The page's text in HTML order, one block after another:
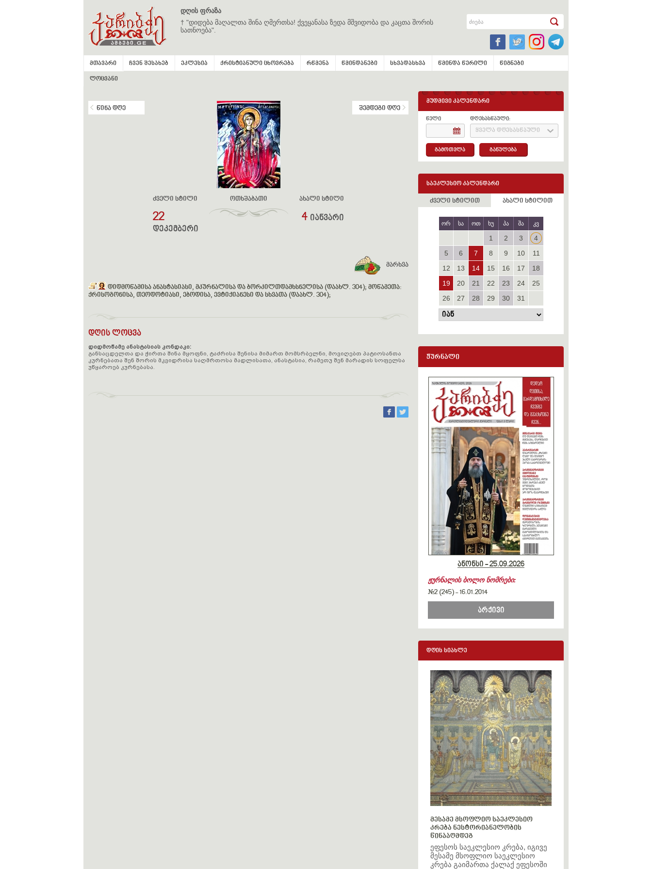
დღის ფრაზა
† "დიდება მაღალთა შინა ღმერთსა! ქვეყანასა ზედა მშვიდობა და კაცთა შორის
სათნოება".
მთავარი ჩვენ შესახებ ეკლესია ქრისტიანული ცხოვრება რწმენა წმინდანები სხვადასხვა წმინდა წერილი წიგნები
ლოცვანი
წინა დღე შემდეგი დღე
ძველი სტილი
22
დეკემბერი
ოთხშაბათი ახალი სტილი
4 იანვარი
მარხვა
დიდმოწამისა ანასტასიასი, მკურნალისა და ბორკილთდამხსნელისა (დაახლ. 304); მოწამეთა:
ქრისოგონისა, თეოდოტიასი, ებოდისა, ევტიქიანესი და სხვათა (დაახლ. 304);
დღის ლოცვა
დიდმოწამე ანასტასიას კონდაკი:
განსაცდელთა და ჭირთა შინა მყოფნი, ტაძრისა შენისა მიმართ მომსრბელნი, მოვიღებთ პატიოსანთა
კურნებათა შენ შორის მკვიდრისა საღმრთოსა მადლისათა, ანასტასია, რამეთუ შენ მარადის სოფელსა
უწყაროებ კურნებასა.
მუდმივი კალენდარი
წელი დღესასწაული:
ყველა დღესასწაული
გამოთვლა განულება
საეკლესიო კალენდარი
ძველი სტილით ახალი სტილით
ორ სა ოთ ხუ პა შა კვ
1 2 3
4
5
6 7 8 9 10
11
12
13 14 15 16 17
18
19
20 21 22 23 24
25
26
27 28 29 30 31
ჟურნალი
ანონსი - 25.09.2026
ჟურნალის ბოლო ნომრები:
#2 (245)-16.01.2014
არქივი
დღის სიახლე
მესამე მსოფლიო საეკლესიო
კრება ნესტორიანელობის
წინააღმდეგ
ეფესოს საეკლესიო კრება, იგივე
მესამე მსოფლიო საეკლესიო
კრება გაიმართა ქალაქ ეფესოში